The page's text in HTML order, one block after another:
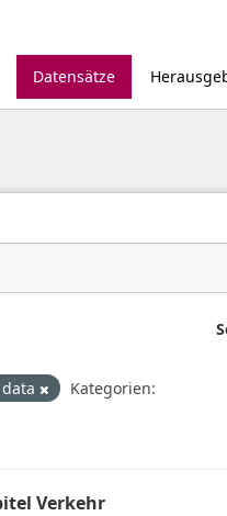
Datensätze
Kategorien:
Verkehr